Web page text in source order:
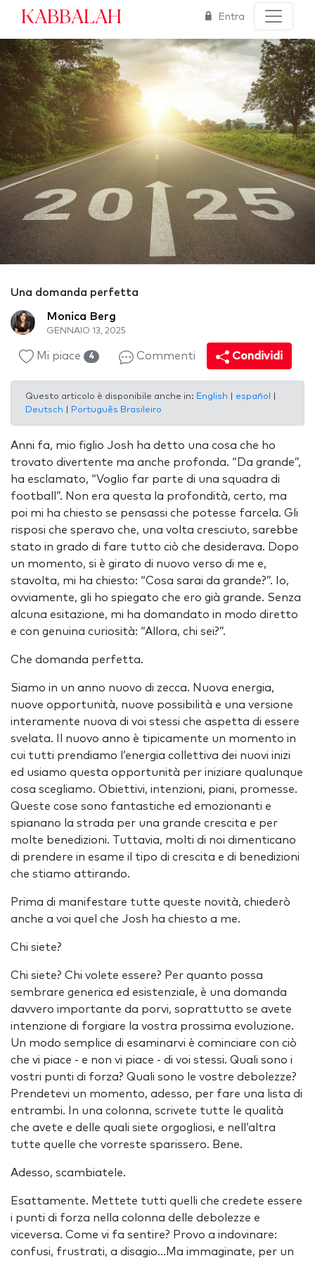
Kabbalah Entra
Una domanda perfetta
Monica Berg
GENNAIO 13, 2025
Mi piace 4 Commenti Condividi
Questo articolo è disponibile anche in: English español
Deutsch
Português Brasileiro
Anni fa, mio figlio Josh ha detto una cosa che ho
trovato divertente ma anche profonda. “Da grande”,
ha esclamato, “Voglio far parte di una squadra di
football”. Non era questa la profondità, certo, ma
poi mi ha chiesto se pensassi che potesse farcela. Gli
risposi che speravo che, una volta cresciuto, sarebbe
stato in grado di fare tutto ciò che desiderava. Dopo
un momento, si è girato di nuovo verso di me e,
stavolta, mi ha chiesto: “Cosa sarai da grande?”. Io,
ovviamente, gli ho spiegato che ero già grande. Senza
alcuna esitazione, mi ha domandato in modo diretto
e con genuina curiosità: “Allora, chi sei?”.
Che domanda perfetta.
Siamo in un anno nuovo di zecca. Nuova energia,
nuove opportunità, nuove possibilità e una versione
interamente nuova di voi stessi che aspetta di essere
svelata. Il nuovo anno è tipicamente un momento in
cui tutti prendiamo l’energia collettiva dei nuovi inizi
ed usiamo questa opportunità per iniziare qualunque
cosa scegliamo. Obiettivi, intenzioni, piani, promesse.
Queste cose sono fantastiche ed emozionanti e
spianano la strada per una grande crescita e per
molte benedizioni. Tuttavia, molti di noi dimenticano
di prendere in esame il tipo di crescita e di benedizioni
che stiamo attirando.
Prima di manifestare tutte queste novità, chiederò
anche a voi quel che Josh ha chiesto a me.
Chi siete?
Chi siete? Chi volete essere? Per quanto possa
sembrare generica ed esistenziale, è una domanda
davvero importante da porvi, soprattutto se avete
intenzione di forgiare la vostra prossima evoluzione.
Un modo semplice di esaminarvi è cominciare con ciò
che vi piace - e non vi piace - di voi stessi. Quali sono i
vostri punti di forza? Quali sono le vostre debolezze?
Prendetevi un momento, adesso, per fare una lista di
entrambi. In una colonna, scrivete tutte le qualità
che avete e delle quali siete orgogliosi, e nell’altra
tutte quelle che vorreste sparissero. Bene.
Adesso, scambiatele.
Esattamente. Mettete tutti quelli che credete essere
i punti di forza nella colonna delle debolezze e
viceversa. Come vi fa sentire? Provo a indovinare:
confusi, frustrati, a disagio…Ma immaginate, per un